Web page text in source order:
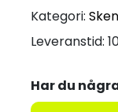
Kategori:
Leveranstid:
Har du